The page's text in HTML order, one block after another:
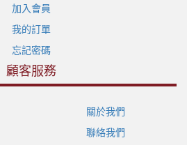
加入會員
我的訂單
忘記密碼
顧客服務
關於我們
聯絡我們